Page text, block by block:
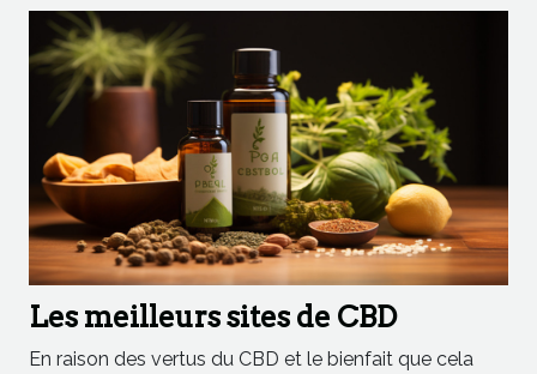
Les meilleurs sites de CBD
En raison des vertus du CBD et le bienfait que cela